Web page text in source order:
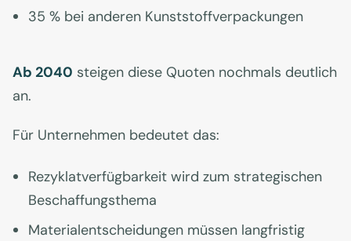
35 % bei anderen Kunststoffverpackungen
Ab 2040 steigen diese Quoten nochmals deutlich
an.
Für Unternehmen bedeutet das:
Rezyklatverfügbarkeit wird zum strategischen
Beschaffungsthema
Materialentscheidungen müssen langfristig